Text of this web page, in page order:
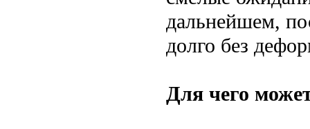
дальнейшем,
долго без
Для чего